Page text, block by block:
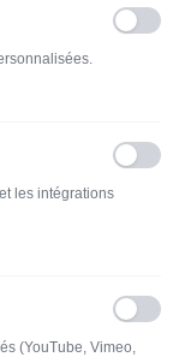
de champagne,
les intégrations
(YouTube, Vimeo,